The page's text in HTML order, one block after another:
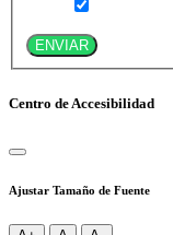
ENVIAR
Centro de Accesibilidad
Ajustar Tamaño de Fuente